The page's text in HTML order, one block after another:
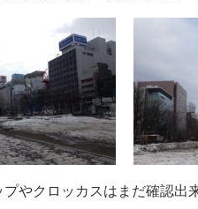
プやクロッカスはまだ確認出